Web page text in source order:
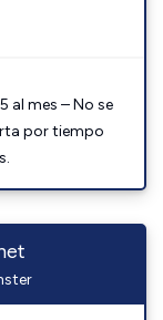
al mes – No se
por tiempo